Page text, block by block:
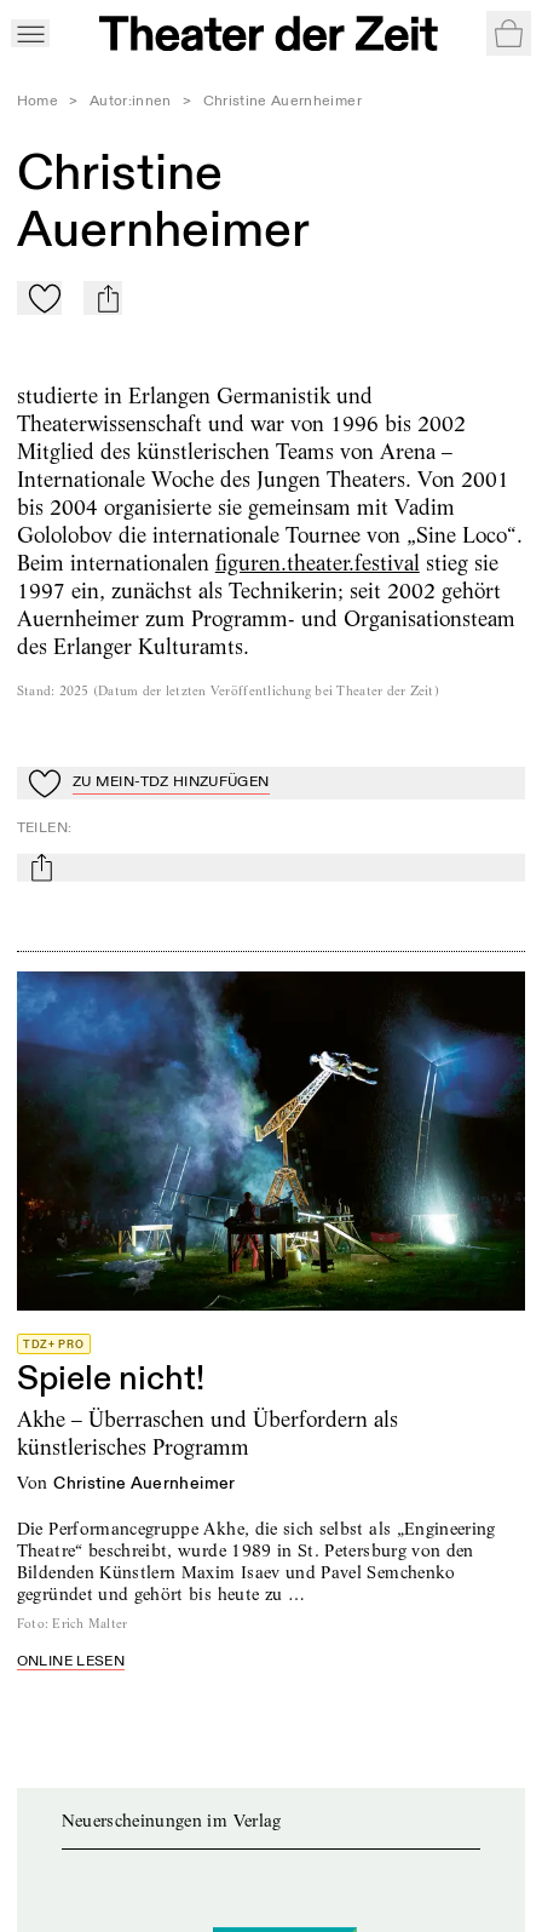
Home > Autor:innen > Christine Auernheimer
Christine
Auernheimer
Zu Mein-TdZ hinzufügen
mail
studierte in Erlangen Germanistik und
Theaterwissenschaft und war von 1996 bis 2002
Mitglied des künstlerischen Teams von Arena –
Internationale Woche des Jungen Theaters. Von 2001
bis 2004 organisierte sie gemeinsam mit Vadim
Gololobov die internationale Tournee von „Sine Loco“.
Beim internationalen figuren.theater.festival stieg sie
1997 ein, zunächst als Technikerin; seit 2002 gehört
Auernheimer zum Programm- und Organisationsteam
des Erlanger Kulturamts.
Stand: 2025 (Datum der letzten Veröffentlichung bei Theater der Zeit )
Zu Mein-TdZ hinzufügen
ZU MEIN-TDZ HINZUFÜGEN
TEILEN:
mail
TDZ+ PRO
Spiele nicht!
Akhe – Überraschen und Überfordern als
künstlerisches Programm
von Christine Auernheimer
Die Performancegruppe Akhe, die sich selbst als „Engineering
Theatre“ beschreibt, wurde 1989 in St. Petersburg von den
Bildenden Künstlern Maxim Isaev und Pavel Semchenko
gegründet und gehört bis heute zu …
Foto: Erich Malter
ONLINE LESEN
Neuerscheinungen im Verlag